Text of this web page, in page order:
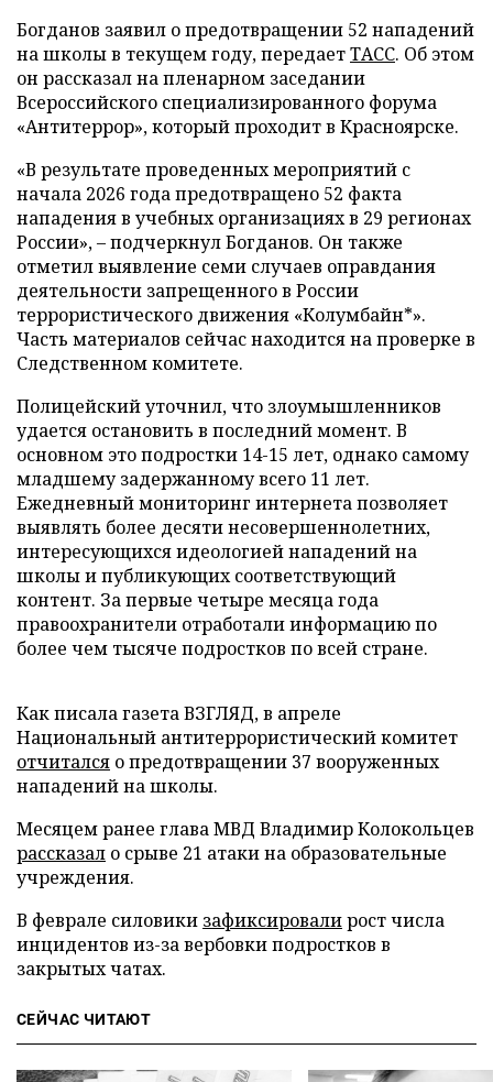
Богданов заявил о предотвращении 52 нападений
на школы в текущем году, передаетТАСС. Об этом
он рассказал на пленарном заседании
Всероссийского специализированного форума
«Антитеррор», который проходит в Красноярске.
«В результате проведенных мероприятий с
начала 2026 года предотвращено 52 факта
нападения в учебных организациях в 29 регионах
России», – подчеркнул Богданов. Он также
отметил выявление семи случаев оправдания
деятельности запрещенного в России
террористического движения «Колумбайн*».
Часть материалов сейчас находится на проверке в
Следственном комитете.
Полицейский уточнил, что злоумышленников
удается остановить в последний момент. В
основном это подростки 14-15 лет, однако самому
младшему задержанному всего 11 лет.
Ежедневный мониторинг интернета позволяет
выявлять более десяти несовершеннолетних,
интересующихся идеологией нападений на
школы и публикующих соответствующий
контент. За первые четыре месяца года
правоохранители отработали информацию по
более чем тысяче подростков по всей стране.
Как писала газета ВЗГЛЯД, в апреле
Национальный антитеррористический комитет
отчитался о предотвращении 37 вооруженных
нападений на школы.
Месяцем ранее глава МВД Владимир Колокольцев
рассказал о срыве 21 атаки на образовательные
учреждения.
В феврале силовики зафиксировалирост числа
инцидентов из-за вербовки подростков в
закрытых чатах.
СЕЙЧАС ЧИТАЮТ